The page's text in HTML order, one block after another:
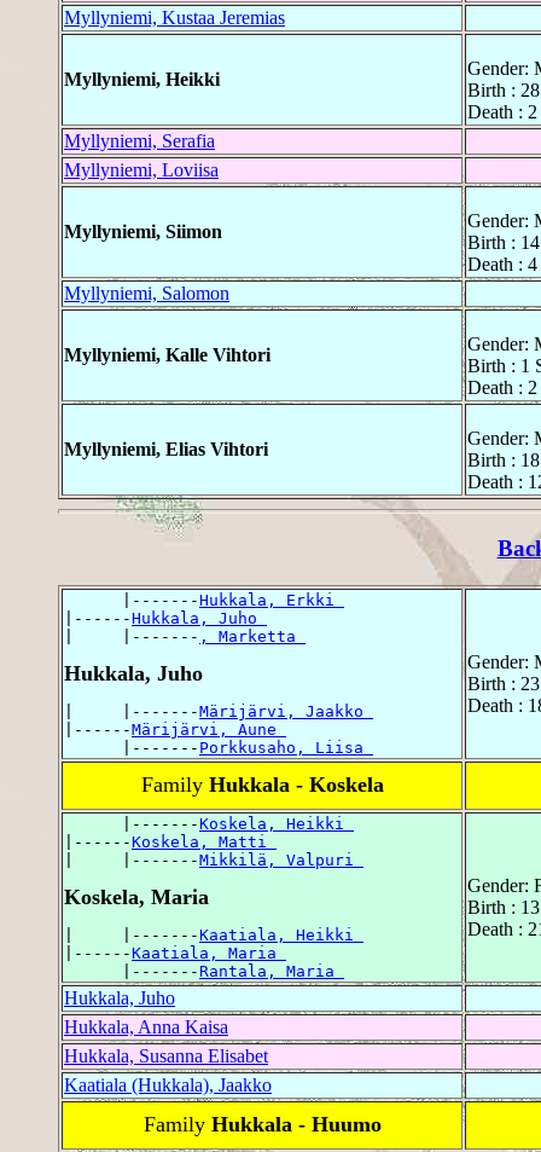
Myllyniemi, Kustaa Jeremias
Myllyniemi, Heikki
Gender:
Birth :
Death : 2
Myllyniemi, Serafia
Myllyniemi, Loviisa
Myllyniemi, Siimon
Gender:
Birth :
Death :
Myllyniemi, Salomon
Myllyniemi, Kalle Vihtori
Gender:
Birth : 1
Death : 2
Myllyniemi, Elias Vihtori
Gender:
Birth :
Death :
      |-------
Hukkala, Erkki
|------Hukkala, Juho
|     |------- , Marketta
Hukkala, Juho
|     |-------Märijärvi, Jaakko
|------Märijärvi, Aune
      |-------
Porkkusaho, Liisa
Gender:
Birth :
Death :
Family Hukkala - Koskela
      |-------
Koskela, Heikki
|------Koskela, Matti
|     |-------Mikkilä, Valpuri
Koskela, Maria
|     |-------Kaatiala, Heikki
|------Kaatiala, Maria
      |-------
Rantala, Maria
Gender:
Birth :
Death :
Hukkala, Juho
Hukkala, Anna Kaisa
Hukkala, Susanna Elisabet
Kaatiala (Hukkala), Jaakko
Family Hukkala - Huumo